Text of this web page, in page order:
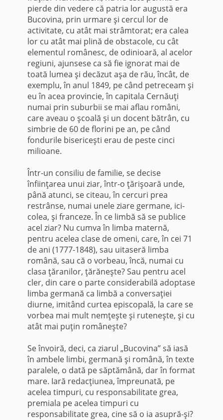
pierde din vedere că patria lor augustă era
Bucovina, prin urmare şi cercul lor de
activitate, cu atât mai strâmtorat; era calea
lor cu atât mai plină de obstacole, cu cât
elementul românesc, de odinioară, al acelor
regiuni, ajunsese ca să fie ignorat mai de
toată lumea şi decăzut aşa de rău, încât, de
exemplu, în anul 1849, pe când petreceam şi
eu în acea provincie, în capitala Cernăuţi
numai prin su­burbii se mai aflau români,
care aveau o şcoală şi un docent bătrân, cu
simbrie de 60 de florini pe an, pe când
fondurile bisericeşti erau de peste cinci
milioane.
Într-un consiliu de familie, se decise
înfiinţarea unui ziar, într-o ţărişoară unde,
până atunci, se ci­teau, în cercuri prea
restrânse, numai unele ziare ger­mane, ici-
colea, şi franceze. În ce limbă să se pu­blice
acel ziar? Nu cumva în limba maternă,
pentru acelea clase de omeni, care, în cei 71
de ani (1777-1848), sau uitaseră limba
română, sau că o vorbeau, încă, numai cu
clasa ţăranilor, ţărăneşte? Sau pentru acel
cler, din care o parte considerabilă adoptase
limba germană ca limbă a conversaţiei
diurne, imitând curtea episcopală, la care se
vorbea mai mult nemţeşte şi ruteneşte, şi cu
atât mai puţin româneşte?
Se învoiră, deci, ca ziarul „Bucovina” să iasă
în ambele limbi, germană şi română, în texte
paralele, o dată pe săptămână, dar în format
mare. Iară redacţiunea, împreunată, pe
acelea timpuri, cu responsabilitate grea,
premiala pe acelea timpuri cu
responsabilitate grea, cine să o ia asupră-şi?